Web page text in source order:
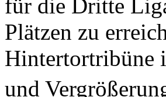
für die Dritte
Plätzen zu
Hintertortribüne
und